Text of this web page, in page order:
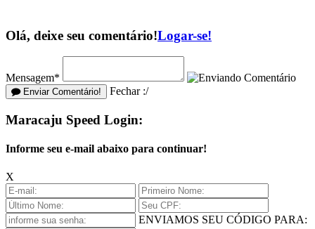
Olá, deixe seu comentário!Logar-se!
Mensagem*
Enviar Comentário! Fechar :/
Maracaju Speed Login:
Informe seu e-mail abaixo para continuar!
X
ENVIAMOS SEU CÓDIGO PARA: